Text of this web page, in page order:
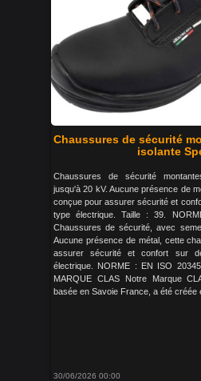
Chaussures de sécurité
isolante
Chaussures de sécurité
jusqu'à 20 kV. Aucune présence de
conçue pour assurer sécurité et
type électrique. Taille : 39.
Chaussures de sécurité, avec
Aucune présence de métal, cette
assurer sécurité et confort sur
électrique. NORME : EN ISO
MARQUE CLAS Notre Marque
basée en Savoie France, a été créée
30/06/2026 00:00